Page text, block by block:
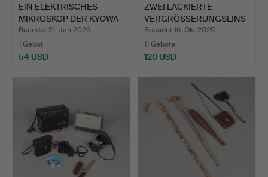
EIN ELEKTRISCHES
MIKROSKOP DER KYOWA
SDZ-S…
Beendet 21. Jan 2026
1 Gebot
54 USD
ZWEI LACKIERTE
VERGRÖSSERUNGSLINS
EN AUS ME…
Beendet 16. Okt 2025
11 Gebote
120 USD